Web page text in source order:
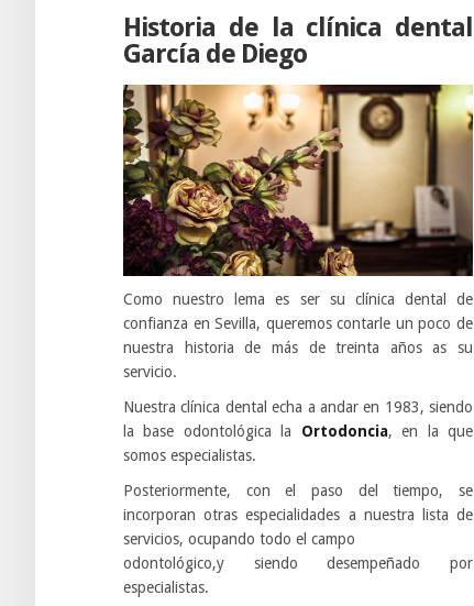
Historia de la clínica dental
García de Diego
Como nuestro lema es ser su clínica dental de
confianza en Sevilla, queremos contarle un poco de
nuestra historia de más de treinta años as su
servicio.
Nuestra clínica dental echa a andar en 1983, siendo
la base odontológica la Ortodoncia, en la que
somos especialistas.
Posteriormente, con el paso del tiempo, se
incorporan otras especialidades a nuestra lista de
servicios, ocupando todo el campo
odontológico,y siendo desempeñado por
especialistas.